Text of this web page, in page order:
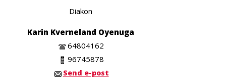
Diakon
Karin Kverneland Oyenuga
64804162
96745878
Send e-post